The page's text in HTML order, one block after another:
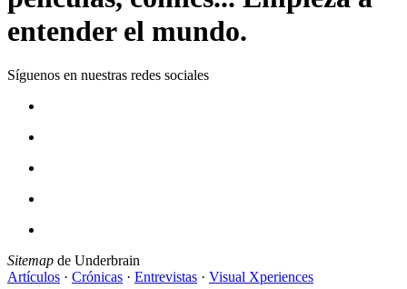
entender el mundo.
Síguenos en nuestras redes sociales
Sitemap de Underbrain
Artículos · Crónicas · Entrevistas · Visual Xperiences